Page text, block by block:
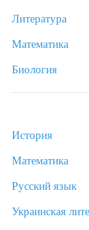
Литература
Математика
Биология
История
Математика
Русский язык
Украинская